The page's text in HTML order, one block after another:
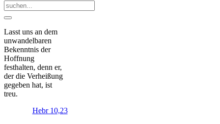
Lasst uns an dem
unwandelbaren
Bekenntnis der
Hoffnung
festhalten, denn er,
der die Verheißung
gegeben hat, ist
treu.
Hebr 10,23